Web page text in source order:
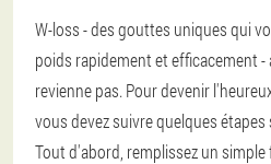
W-loss - des gouttes uniques qui
poids rapidement et efficacement -
revienne pas. Pour devenir
vous devez suivre quelques
Tout d'abord, remplissez un